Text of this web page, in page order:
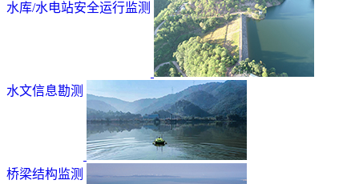
水库/水电站安全运行监测
水文信息勘测
桥梁结构监测